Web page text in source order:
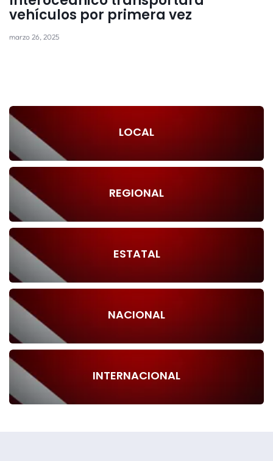
vehículos por primera vez
marzo 26, 2025
LOCAL
REGIONAL
ESTATAL
NACIONAL
INTERNACIONAL